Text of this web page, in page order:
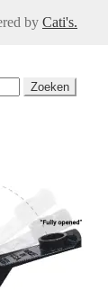
by Cati's.
Zoeken